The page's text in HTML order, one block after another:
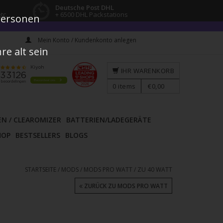
Deutsche Post DHL
+ 6500 DHL Packstations
Mein Konto / Kundenkonto anlegen
/ CLEAROMIZER
BATTERIEN/LADEGERÄTE
BESTSELLERS BLOGS
IHR WARENKORB
0 items €0,00
STARTSEITE / MODS/ MODS PRO WATT / ZU 40 WATT
ZURÜCK ZU MODS PRO WATT
alt sein